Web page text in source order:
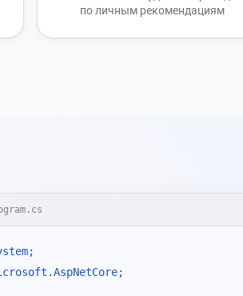
по личным рекомендациям